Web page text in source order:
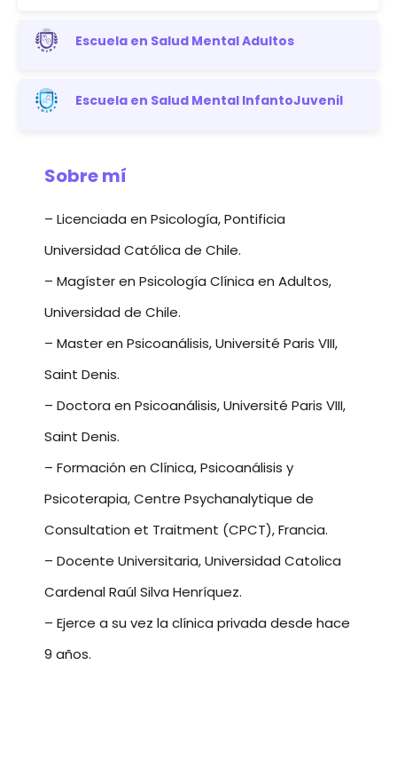
Escuela en Salud Mental Adultos
Escuela en Salud Mental InfantoJuvenil
Sobre mí
– Licenciada en Psicología, Pontificia
Universidad Católica de Chile.
– Magíster en Psicología Clínica en Adultos,
Universidad de Chile.
– Master en Psicoanálisis, Université Paris VIII,
Saint Denis.
– Doctora en Psicoanálisis, Université Paris VIII,
Saint Denis.
– Formación en Clínica, Psicoanálisis y
Psicoterapia, Centre Psychanalytique de
Consultation et Traitment (CPCT), Francia.
– Docente Universitaria, Universidad Catolica
Cardenal Raúl Silva Henríquez.
– Ejerce a su vez la clínica privada desde hace
9 años.